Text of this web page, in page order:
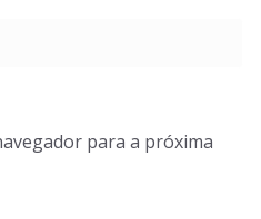
para a próxima